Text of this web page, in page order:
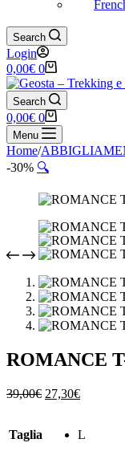
Search
Login
Carrello
0,00€ 0
Search
Carrello
0,00€ 0
Menu
Home/
-30% 🔍
ROMANCE
39,00€ Il
27,30€Il
è:
Taglia L